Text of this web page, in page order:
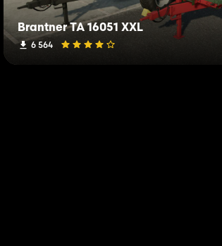
Brantner TA 16051 XXL
6 564